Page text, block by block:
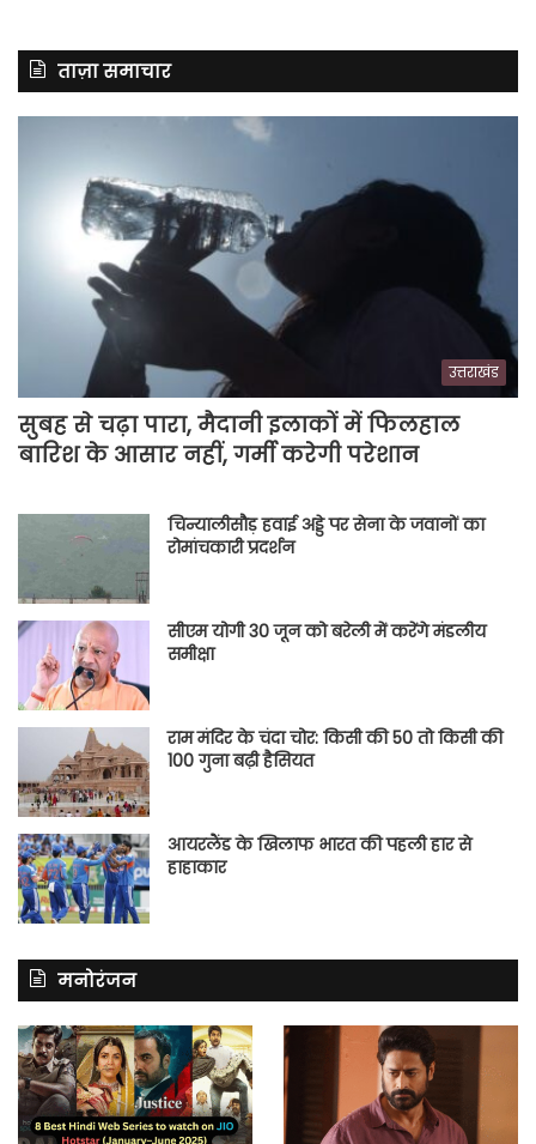
ताज़ा समाचार
उत्तराखंड
सुबह से चढ़ा पारा, मैदानी इलाकों में फिलहाल
बारिश के आसार नहीं, गर्मी करेगी परेशान
चिन्यालीसौड़ हवाई अड्डे पर सेना के जवानों का
रोमांचकारी प्रदर्शन
सीएम योगी 30 जून को बरेली में करेंगे मंडलीय
समीक्षा
राम मंदिर के चंदा चोर: किसी की 50 तो किसी की
100 गुना बढ़ी हैसियत
आयरलैंड के खिलाफ भारत की पहली हार से
हाहाकार
मनोरंजन